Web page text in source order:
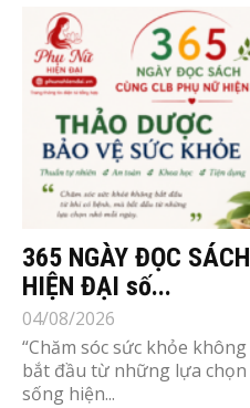
365 NGÀY ĐỌC
HIỆN ĐẠI số...
04/08/2026
“Chăm sóc sức khỏe
bắt đầu từ những lựa chọn
sống hiện...